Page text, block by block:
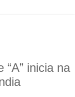
“A” inicia na